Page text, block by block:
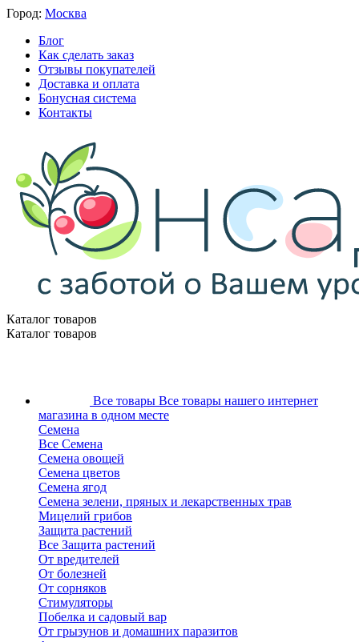
Город: Москва
Блог
Как сделать заказ
Отзывы покупателей
Доставка и оплата
Бонусная система
Контакты
Каталог товаров
Каталог товаров
Все товары Все товары нашего интернет
магазина в одном месте
Семена
Все Семена
Семена овощей
Семена цветов
Семена ягод
Семена зелени, пряных и лекарственных трав
Мицелий грибов
Защита растений
Все Защита растений
От вредителей
От болезней
От сорняков
Стимуляторы
Побелка и садовый вар
От грызунов и домашних паразитов